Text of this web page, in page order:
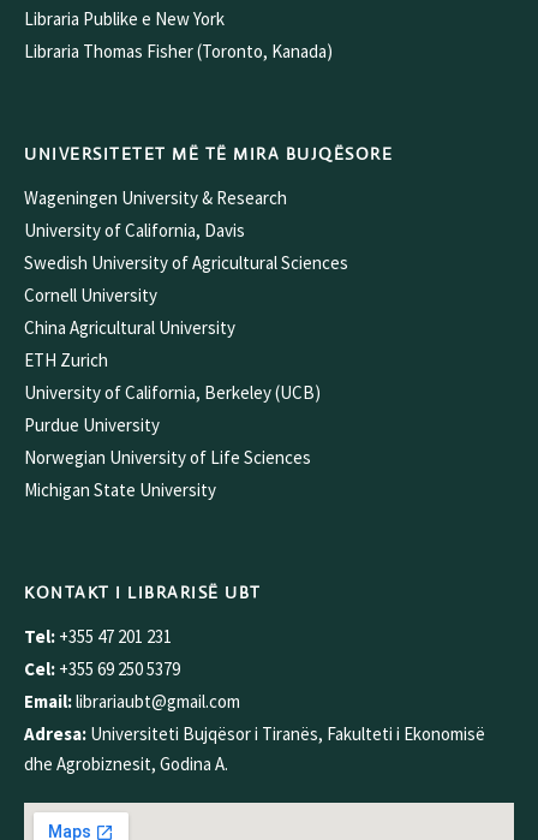
Libraria Publike e New York
Libraria Thomas Fisher (Toronto, Kanada)
UNIVERSITETET MË TË MIRA BUJQËSORE
Wageningen University & Research
University of California, Davis
Swedish University of Agricultural Sciences
Cornell University
China Agricultural University
ETH Zurich
University of California, Berkeley (UCB)
Purdue University
Norwegian University of Life Sciences
Michigan State University
KONTAKT I LIBRARISË UBT
Tel: +355 47 201 231
Cel: +355 69 250 5379
Email:librariaubt@gmail.com
Adresa: Universiteti Bujqësor i Tiranës, Fakulteti i Ekonomisë
dhe Agrobiznesit, Godina A.